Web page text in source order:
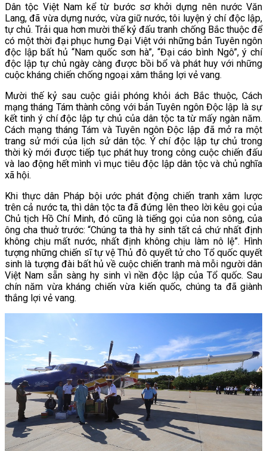
Dân tộc Việt Nam kể từ bước sơ khởi dựng nên nước Văn
Lang, đã vừa dựng nước, vừa giữ nước, tôi luyện ý chí độc lập,
tự chủ. Trải qua hơn mười thế kỷ đấu tranh chống Bắc thuộc để
có một thời đại phục hưng Đại Việt với những bản Tuyên ngôn
độc lập bất hủ “Nam quốc sơn hà”, “Đại cáo bình Ngô”, ý chí
độc lập tự chủ ngày càng được bồi bổ và phát huy với những
cuộc kháng chiến chống ngoại xâm thắng lợi vẻ vang.
Mười thế kỷ sau cuộc giải phóng khỏi ách Bắc thuộc, Cách
mạng tháng Tám thành công với bản Tuyên ngôn Độc lập là sự
kết tinh ý chí độc lập tự chủ của dân tộc ta từ mấy ngàn năm.
Cách mạng tháng Tám và Tuyên ngôn Độc lập đã mở ra một
trang sử mới của lịch sử dân tộc. Ý chí độc lập tự chủ trong
thời kỳ mới được tiếp tục phát huy trong công cuộc chiến đấu
và lao động hết mình vì mục tiêu độc lập dân tộc và chủ nghĩa
xã hội.
Khi thực dân Pháp bội ước phát động chiến tranh xâm lược
trên cả nước ta, thì dân tộc ta đã đứng lên theo lời kêu gọi của
Chủ tịch Hồ Chí Minh, đó cũng là tiếng gọi của non sông, của
ông cha thuở trước: “Chúng ta thà hy sinh tất cả chứ nhất định
không chịu mất nước, nhất định không chịu làm nô lệ”. Hình
tượng những chiến sĩ tự vệ Thủ đô quyết tử cho Tổ quốc quyết
sinh là tượng đài bất hủ về cuộc chiến tranh mà mỗi người dân
Việt Nam sẵn sàng hy sinh vì nền độc lập của Tổ quốc. Sau
chín năm vừa kháng chiến vừa kiến quốc, chúng ta đã giành
thắng lợi vẻ vang.